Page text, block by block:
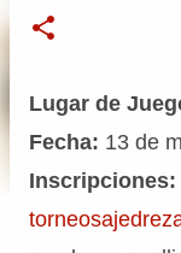
Lugar de
Fecha: 13 de
Inscripciones: